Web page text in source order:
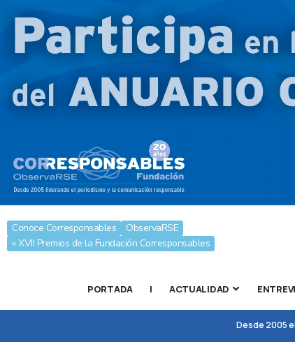
Conoce Corresponsables
ObservaRSE
» XVII Premios de la Fundación Corresponsables
PORTADA | ACTUALIDAD
Desde 2005